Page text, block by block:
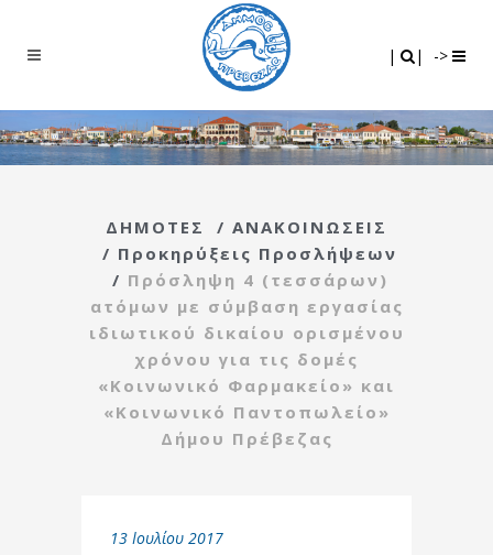
| | ->
ΔΗΜΟΤΕΣ / ΑΝΑΚΟΙΝΩΣΕΙΣ
/ Προκηρύξεις Προσλήψεων
/ Πρόσληψη 4 (τεσσάρων)
ατόμων με σύμβαση εργασίας
ιδιωτικού δικαίου ορισμένου
χρόνου για τις δομές
«Κοινωνικό Φαρμακείο» και
«Κοινωνικό Παντοπωλείο»
Δήμου Πρέβεζας
13 Ιουλίου 2017